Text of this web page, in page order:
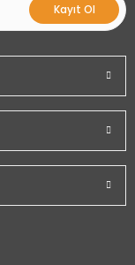
Kayıt Ol